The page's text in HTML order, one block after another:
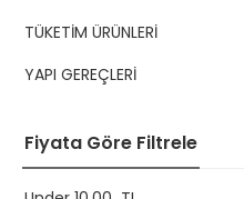
TÜKETİM ÜRÜNLERİ
YAPI GEREÇLERİ
Fiyata Göre Filtrele